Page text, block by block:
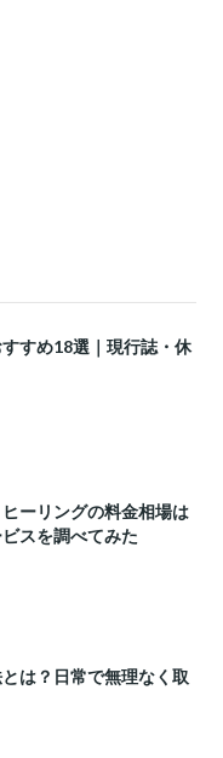
すめ18選｜現行誌・休
ーリングの料金相場は
スを調べてみた
は？日常で無理なく取